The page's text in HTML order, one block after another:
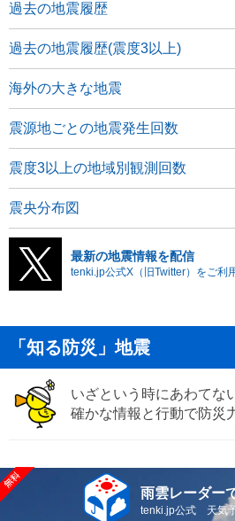
過去の地震履歴
過去の地震履歴(震度3以上)
海外の大きな地震
震源地ごとの地震発生回数
震度3以上の地域別観測回数
震央分布図
最新の地震情報を配信
tenki.jp公式X（旧Twitter）をご利
「知る防災」地震
いざという時にあわてな
確かな情報と行動で防災
雨雲レーダー
tenki.jp公式 天気